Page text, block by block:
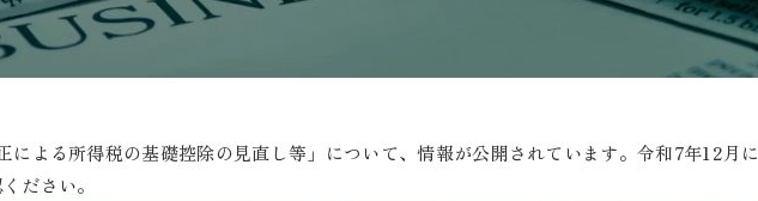
による所得税の基礎控除の見直し等」について、情報が公開されています。令和7年12月
ださい。